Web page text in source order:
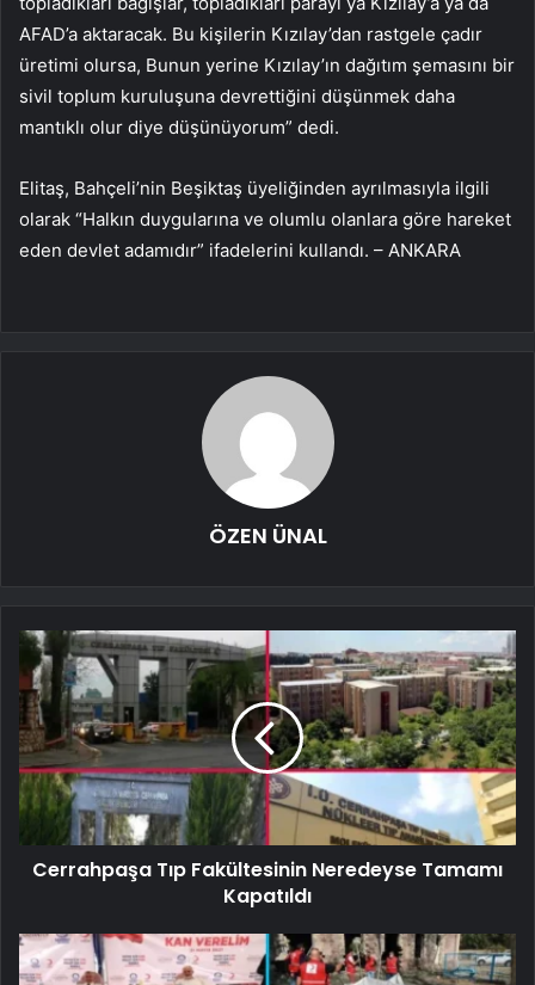
AFAD’a aktaracak. Bu kişilerin Kızılay’dan rastgele çadır
üretimi olursa, Bunun yerine Kızılay’ın dağıtım şemasını bir
sivil toplum kuruluşuna devrettiğini düşünmek daha
mantıklı olur diye düşünüyorum” dedi.
Elitaş, Bahçeli’nin Beşiktaş üyeliğinden ayrılmasıyla ilgili
olarak “Halkın duygularına ve olumlu olanlara göre hareket
eden devlet adamıdır” ifadelerini kullandı. – ANKARA
ÖZEN ÜNAL
Cerrahpaşa Tıp Fakültesinin Neredeyse Tamamı
Kapatıldı